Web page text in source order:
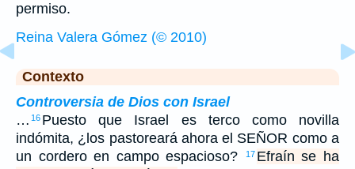
permiso.
Reina Valera Gómez (© 2010)
Contexto
Controversia de Dios con Israel
… 16 Puesto que Israel es terco como novilla
indómita, ¿los pastoreará ahora el SEÑOR como a
un cordero en campo espacioso?
17 Efraín se ha